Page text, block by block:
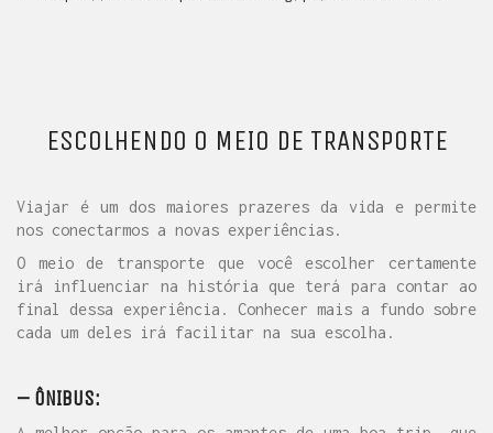
ESCOLHENDO O MEIO DE TRANSPORTE
Viajar é um dos maiores prazeres da vida e permite
nos conectarmos a novas experiências.
O meio de transporte que você escolher certamente
irá influenciar na história que terá para contar ao
final dessa experiência. Conhecer mais a fundo sobre
cada um deles irá facilitar na sua escolha.
– ÔNIBUS: